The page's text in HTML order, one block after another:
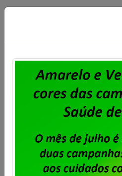
Conforme matéria
corrente (2025).